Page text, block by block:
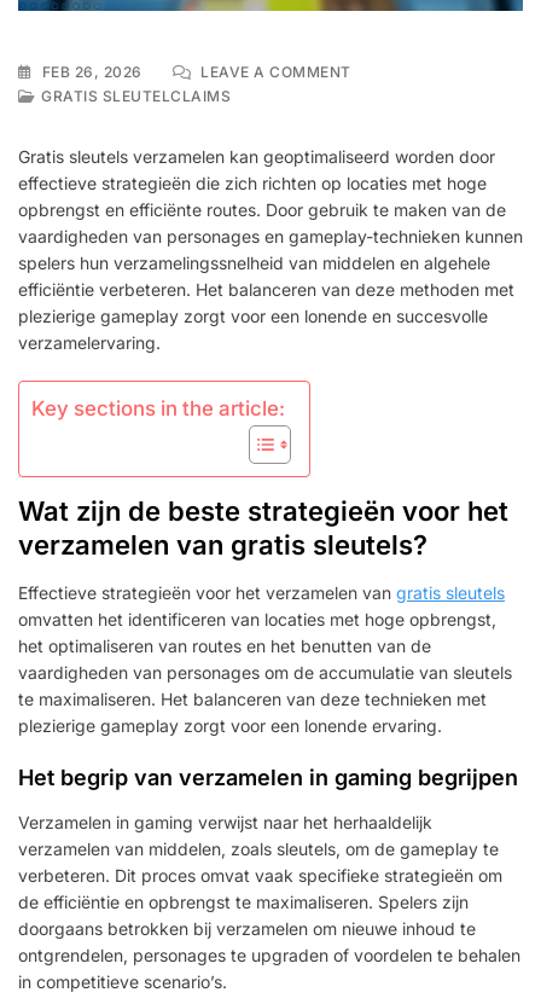
FEB 26, 2026 LEAVE A COMMENTON
EFFICIËNTE
ROUTES,
GAMEPLAY-
TECHNIEKEN
GRATIS SLEUTELCLAIMS
Gratis sleutels verzamelen kan geoptimaliseerd worden door
effectieve strategieën die zich richten op locaties met hoge
opbrengst en efficiënte routes. Door gebruik te maken van de
vaardigheden van personages en gameplay-technieken kunnen
spelers hun verzamelingssnelheid van middelen en algehele
efficiëntie verbeteren. Het balanceren van deze methoden met
plezierige gameplay zorgt voor een lonende en succesvolle
verzamelervaring.
Key sections in the article:
Wat zijn de beste strategieën voor het
verzamelen van gratis sleutels?
Effectieve strategieën voor het verzamelen van gratis sleutels
omvatten het identificeren van locaties met hoge opbrengst,
het optimaliseren van routes en het benutten van de
vaardigheden van personages om de accumulatie van sleutels
te maximaliseren. Het balanceren van deze technieken met
plezierige gameplay zorgt voor een lonende ervaring.
Het begrip van verzamelen in gaming begrijpen
Verzamelen in gaming verwijst naar het herhaaldelijk
verzamelen van middelen, zoals sleutels, om de gameplay te
verbeteren. Dit proces omvat vaak specifieke strategieën om
de efficiëntie en opbrengst te maximaliseren. Spelers zijn
doorgaans betrokken bij verzamelen om nieuwe inhoud te
ontgrendelen, personages te upgraden of voordelen te behalen
in competitieve scenario’s.